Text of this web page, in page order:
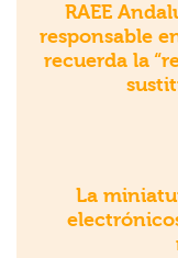
RAEE
responsable
recuerda la
La